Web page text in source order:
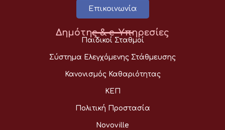
Επικοινωνία
Δημότης & e-Υπηρεσίες
Παιδικοί Σταθμοί
Σύστημα Ελεγχόμενης Στάθμευσης
Κανονισμός Καθαριότητας
ΚΕΠ
Πολιτική Προστασία
Novoville